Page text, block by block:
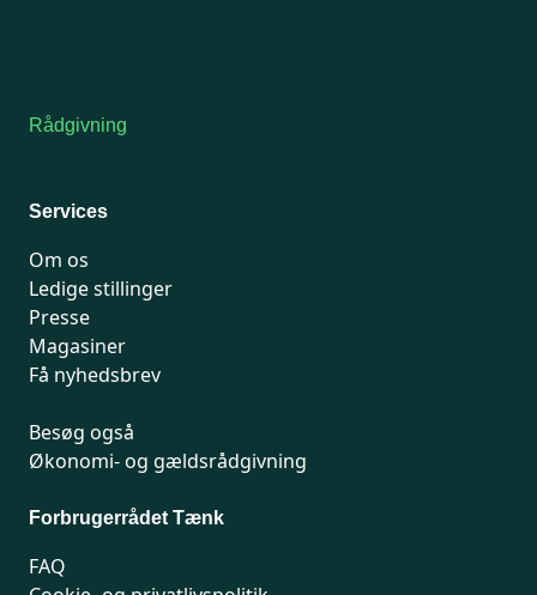
Rådgivning
Services
Om os
Ledige stillinger
Presse
Magasiner
Få nyhedsbrev
Besøg også
Økonomi- og gældsrådgivning
Forbrugerrådet Tænk
FAQ